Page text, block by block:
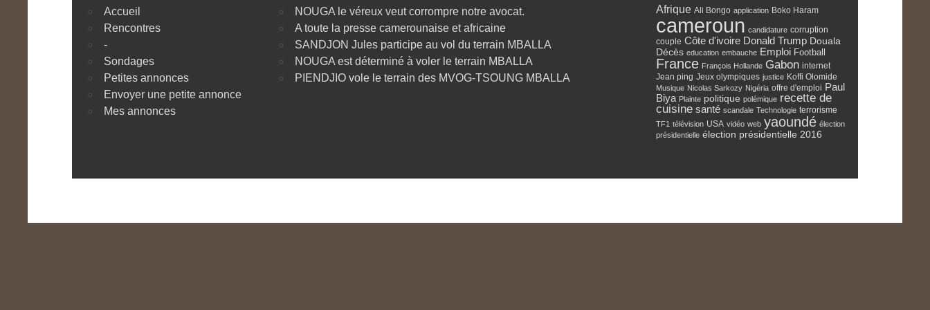
Accueil
Rencontres
-
Sondages
Petites annonces
Envoyer une petite annonce
Mes annonces
NOUGA le véreux veut corrompre notre avocat.
A toute la presse camerounaise et africaine
SANDJON Jules participe au vol du terrain MBALLA
NOUGA est déterminé à voler le terrain MBALLA
PIENDJIO vole le terrain des MVOG-TSOUNG MBALLA
Afrique Ali Bongo application Boko Haram
cameroun candidature corruption
couple Côte d'ivoire Donald Trump Douala
Décès education embauche Emploi Football
France François Hollande Gabon internet
Jean ping Jeux olympiques justice Koffi Olomide
Musique Nicolas Sarkozy Nigéria offre d'emploi Paul
Biya Plainte politique polémique recette de
cuisine santé scandale Technologie terrorisme
TF1 télévision USA vidéo web yaoundé élection
présidentielle élection présidentielle 2016